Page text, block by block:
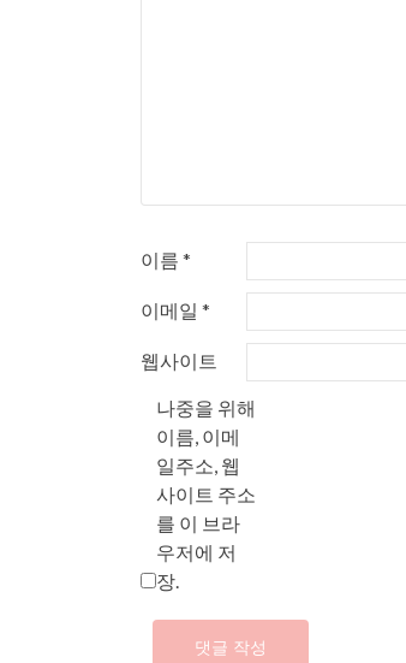
이름 *
이메일 *
웹사이트
나중을 위해
이름, 이메
일주소, 웹
사이트 주소
를 이 브라
우저에 저
장.